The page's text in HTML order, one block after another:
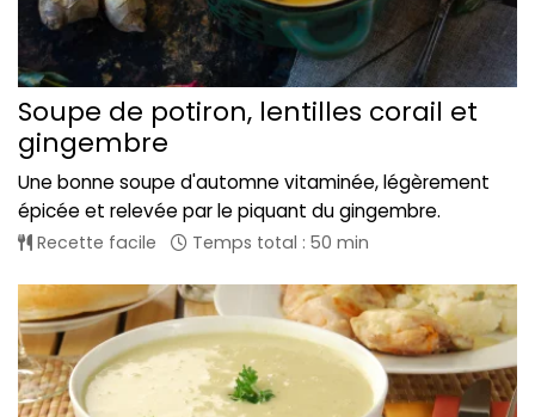
Soupe de potiron, lentilles corail et
gingembre
Une bonne soupe d'automne vitaminée, légèrement
épicée et relevée par le piquant du gingembre.
Recette facile Temps total : 50 min